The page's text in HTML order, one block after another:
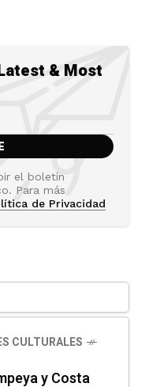
& Most
el boletín
Para más
de Privacidad
CULTURALES
y Costa